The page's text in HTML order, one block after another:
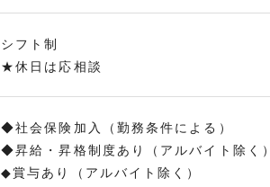
シフト制
★休日は応相談
◆社会保険加入（勤務条件による）
◆昇給・昇格制度あり（アルバイト除く）
◆賞与あり（アルバイト除く）